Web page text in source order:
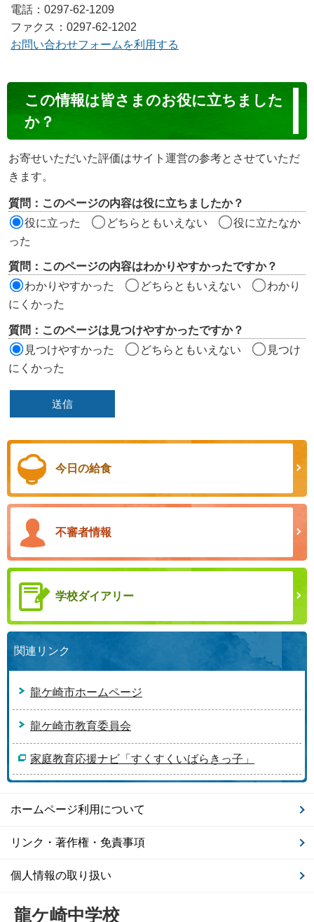
電話：0297-62-1209
ファクス：0297-62-1202
お問い合わせフォームを利用する
ン
ン
ツ
評
価
ア
この情報は皆さまのお役に立ちました
か？
お寄せいただいた評価はサイト運営の参考とさせていただ
きます。
質問：このページの内容は役に立ちましたか？
役に立った
どちらともいえない
役に立たなか
った
質問：このページの内容はわかりやすかったですか？
わかりやすかった
どちらともいえない
わかり
にくかった
質問：このページは見つけやすかったですか？
見つけやすかった
どちらともいえない
見つけ
にくかった
今日の給食
不審者情報
学校ダイアリー
関連リンク
龍ケ崎市ホームページ
龍ケ崎市教育委員会
家庭教育応援ナビ「すくすくいばらきっ子」
ホームページ利用について
リンク・著作権・免責事項
個人情報の取り扱い
龍ケ崎中学校